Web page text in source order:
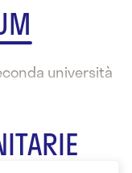
università